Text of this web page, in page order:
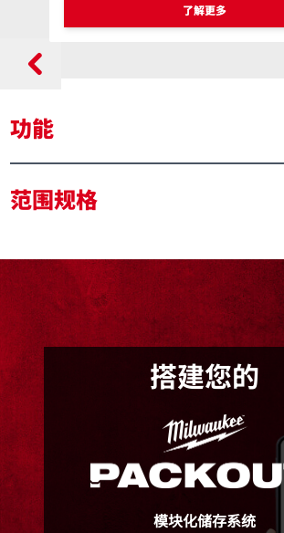
了解更多
功能
可收纳于PACKOUT堆叠式大号工具
8429）、PACKOUT堆叠式大号滚轮
顶部把手，便于携带工具篮​
每个套装均配备一套快速调节隔板​
（1个）长隔板和（4个）小隔板，便
范围规格
包装详情
48-22-
搭建您的
模块化储存系统